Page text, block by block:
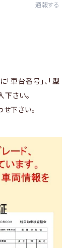
通報する
車台番号」、「型
下さい。
下さい。